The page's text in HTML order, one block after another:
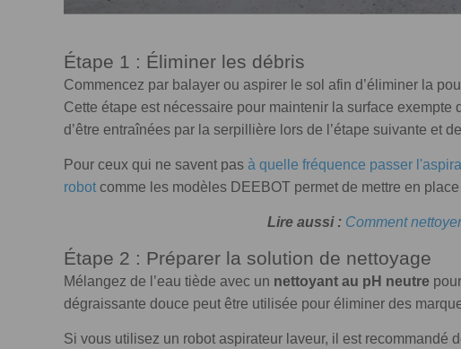
Étape 1 : Éliminer les débris
Commencez par balayer ou aspirer le sol afin d’éliminer la
Cette étape est nécessaire pour maintenir la surface
d’être entraînées par la serpillière lors de l’étape suivante et de
Pour ceux qui ne savent pas à quelle fréquence passer
robot comme les modèles DEEBOT permet de mettre en
Lire aussi : Comment
Étape 2 : Préparer la solution de nettoyage
Mélangez de l’eau tiède avec un nettoyant au pH neutre
dégraissante douce peut être utilisée pour éliminer des
Si vous utilisez un robot aspirateur laveur, il est recommandé